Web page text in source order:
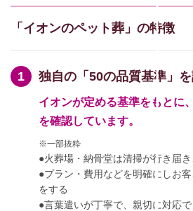
「イオンのペット葬」の特徴
独自の「50の品質基準」を
イオンが定める基準をもとに
を確認しています。
※一部抜粋
●火葬場・納骨堂は清掃が行き届
●プラン・費用などを明確にしお
をする
●言葉遣いが丁寧で、親切に対応で